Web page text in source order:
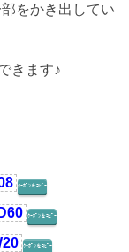
をかき出してい
きます♪
ｸｰﾎﾟﾝをｺﾋﾟｰ
ｸｰﾎﾟﾝをｺﾋﾟｰ
ｸｰﾎﾟﾝをｺﾋﾟｰ